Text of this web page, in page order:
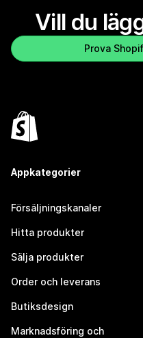
Vill du
Prova
Appkategorier
Försäljningskanaler
Hitta produkter
Sälja produkter
Order och leverans
Butiksdesign
Marknadsföring och